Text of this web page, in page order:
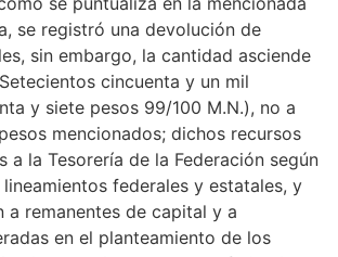
se registró una devolución de
sin embargo, la cantidad asciende
cincuenta y un mil
y siete pesos 99/100 M.N.), no a
mencionados; dichos recursos
a la Tesorería de la Federación según
federales y estatales, y
a remanentes de capital y a
en el planteamiento de los